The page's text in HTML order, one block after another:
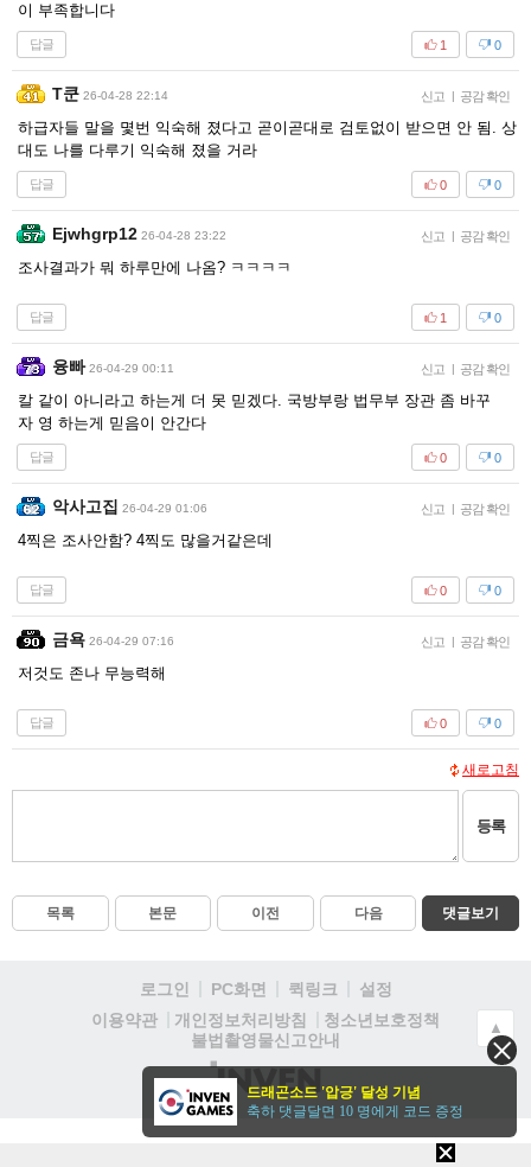
이 부족합니다
답글 0
1
T쿤 26-04-28 22:14 신고 | 공감 확인
하급자들 말을 몇번 익숙해 졌다고 곧이곧대로 검토없이 받으면 안 됨. 상
대도 나를 다루기 익숙해 졌을 거라
답글 0
0
Ejwhgrp12 26-04-28 23:22 신고 | 공감 확인
조사결과가 뭐 하루만에 나옴? ㅋㅋㅋㅋ
답글 0
1
융빠 26-04-29 00:11 신고 | 공감 확인
칼 같이 아니라고 하는게 더 못 믿겠다. 국방부랑 법무부 장관 좀 바꾸
자 영 하는게 믿음이 안간다
답글 0
0
악사고집 26-04-29 01:06 신고 | 공감 확인
4찍은 조사안함? 4찍도 많을거같은데
답글 0
0
금욕 26-04-29 07:16 신고 | 공감 확인
저것도 존나 무능력해
답글 0
0
새로고침
등록
목록 본문 이전 다음 댓글보기
로그인 PC화면 퀵링크
설정
이용약관
개인정보처리방침
청소년보호정책
불법촬영물신고안내
(주)
인
벤
▲
드래곤소드 '압긍' 달성 기념
축하 댓글달면 10 명에게 코드 증정